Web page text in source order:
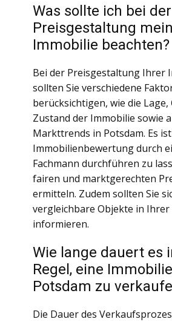
Was sollte ich bei der
Preisgestaltung
Immobilie beachten?
Bei der Preisgestaltung Ihrer
sollten Sie verschiedene
berücksichtigen, wie die Lage,
Zustand der Immobilie sowie
Markttrends in Potsdam. Es
Immobilienbewertung durch
Fachmann durchführen zu
fairen und marktgerechten
ermitteln. Zudem sollten Sie
vergleichbare Objekte in
informieren.
Wie lange dauert es
Regel, eine
Potsdam zu
Die Dauer des